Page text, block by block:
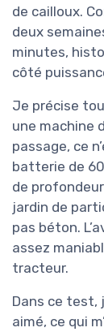
de cailloux.
deux
minutes,
côté
Je précise
une machine
passage, ce
batterie de
de
jardin de
pas béton.
assez
tracteur.
Dans ce test,
aimé, ce qui